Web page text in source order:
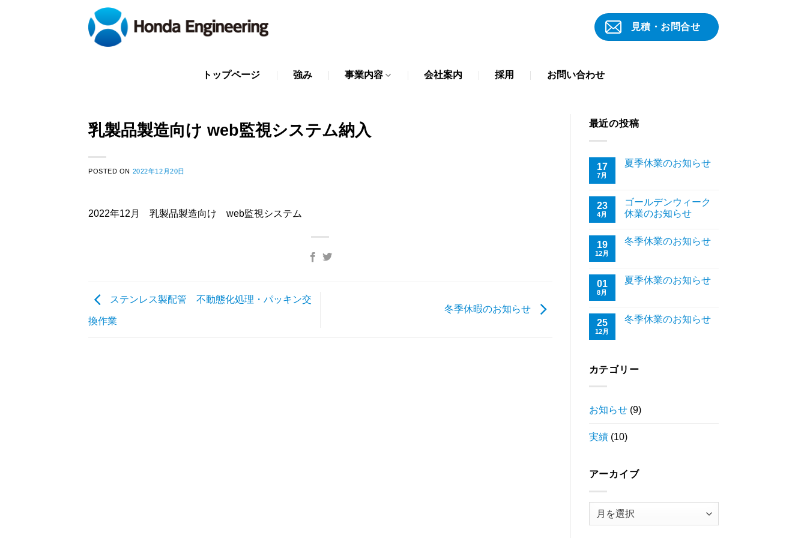
見積・お問合せ
トップページ 強み 事業内容 会社案内 採用 お問い合わせ
乳製品製造向け web監視システム納入
POSTED ON 2022年12月20日
2022年12月 乳製品製造向け web監視システム
ステンレス製配管 不動態化処理・パッキン交
換作業
冬季休暇のお知らせ
最近の投稿
17
7月
夏季休業のお知らせ
23
4月
ゴールデンウィーク
休業のお知らせ
19
12月
冬季休業のお知らせ
01
8月
夏季休業のお知らせ
25
12月
冬季休業のお知らせ
カテゴリー
お知らせ(9)
実績(10)
アーカイブ
ー